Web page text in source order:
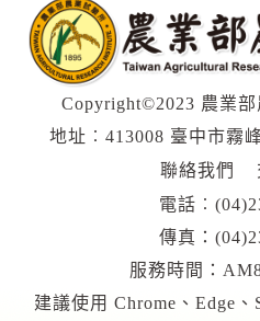
Copyright©2023 農業
地址︰413008 臺中市霧
聯絡我們
電話︰
傳真：
服務時間：
建議使用 Chrome、Edge